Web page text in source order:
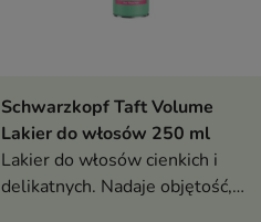
Pokaż szczegóły
Schwarzkopf Taft Volume
Lakier do włosów 250 ml
Lakier do włosów cienkich i
delikatnych. Nadaje objętość,